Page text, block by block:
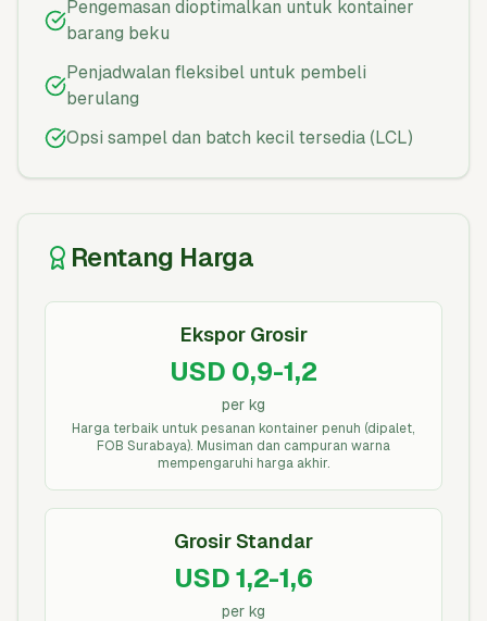
Pengemasan dioptimalkan untuk kontainer
barang beku
Penjadwalan fleksibel untuk pembeli
berulang
Opsi sampel dan batch kecil tersedia (LCL)
Rentang Harga
Ekspor Grosir
USD 0,9-1,2
per kg
Harga terbaik untuk pesanan kontainer penuh (dipalet,
FOB Surabaya). Musiman dan campuran warna
mempengaruhi harga akhir.
Grosir Standar
USD 1,2-1,6
per kg